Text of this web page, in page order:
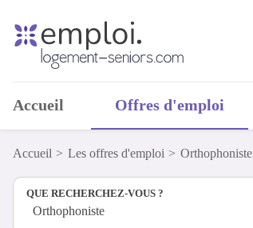
Accueil Offres d'emploi
Accueil Les offres d'emploi Orthophoniste
QUE RECHERCHEZ-VOUS ?
Orthophoniste